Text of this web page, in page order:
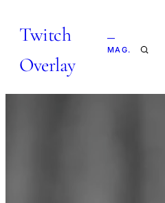
Twitch
Overlay
—
MAG.